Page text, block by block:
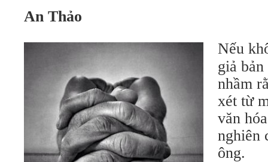
An Thảo
Nếu
giả
nhầm
xét từ
văn
nghiên
ông.